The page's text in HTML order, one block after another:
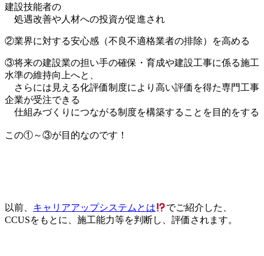
建設技能者の
処遇改善や人材への投資が促進され
②業界に対する安心感（不良不適格業者の排除）を高める
③将来の建設業の担い手の確保・育成や建設工事に係る施工
水準の維持向上へと、
さらには見える化評価制度により高い評価を得た専門工事
企業が受注できる
仕組みづくりにつながる制度を構築することを目的をする
この①～③が目的なのです！
以前、 キャリアアップシステムとは
でご紹介した、
CCUSをもとに、施工能力等を判断し、評価されます。